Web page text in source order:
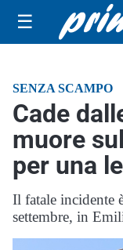
☰
SENZA SCAMPO
Cade
muore
per una
Il fatale incidente
settembre, in